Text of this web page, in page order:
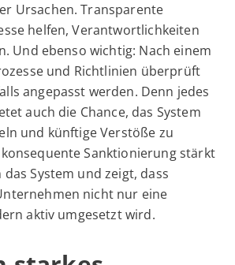
Ursachen. Transparente
helfen, Verantwortlichkeiten
Und ebenso wichtig: Nach einem
und Richtlinien überprüft
angepasst werden. Denn jedes
auch die Chance, das System
und künftige Verstöße zu
Sanktionierung stärkt
System und zeigt, dass
nicht nur eine
aktiv umgesetzt wird.